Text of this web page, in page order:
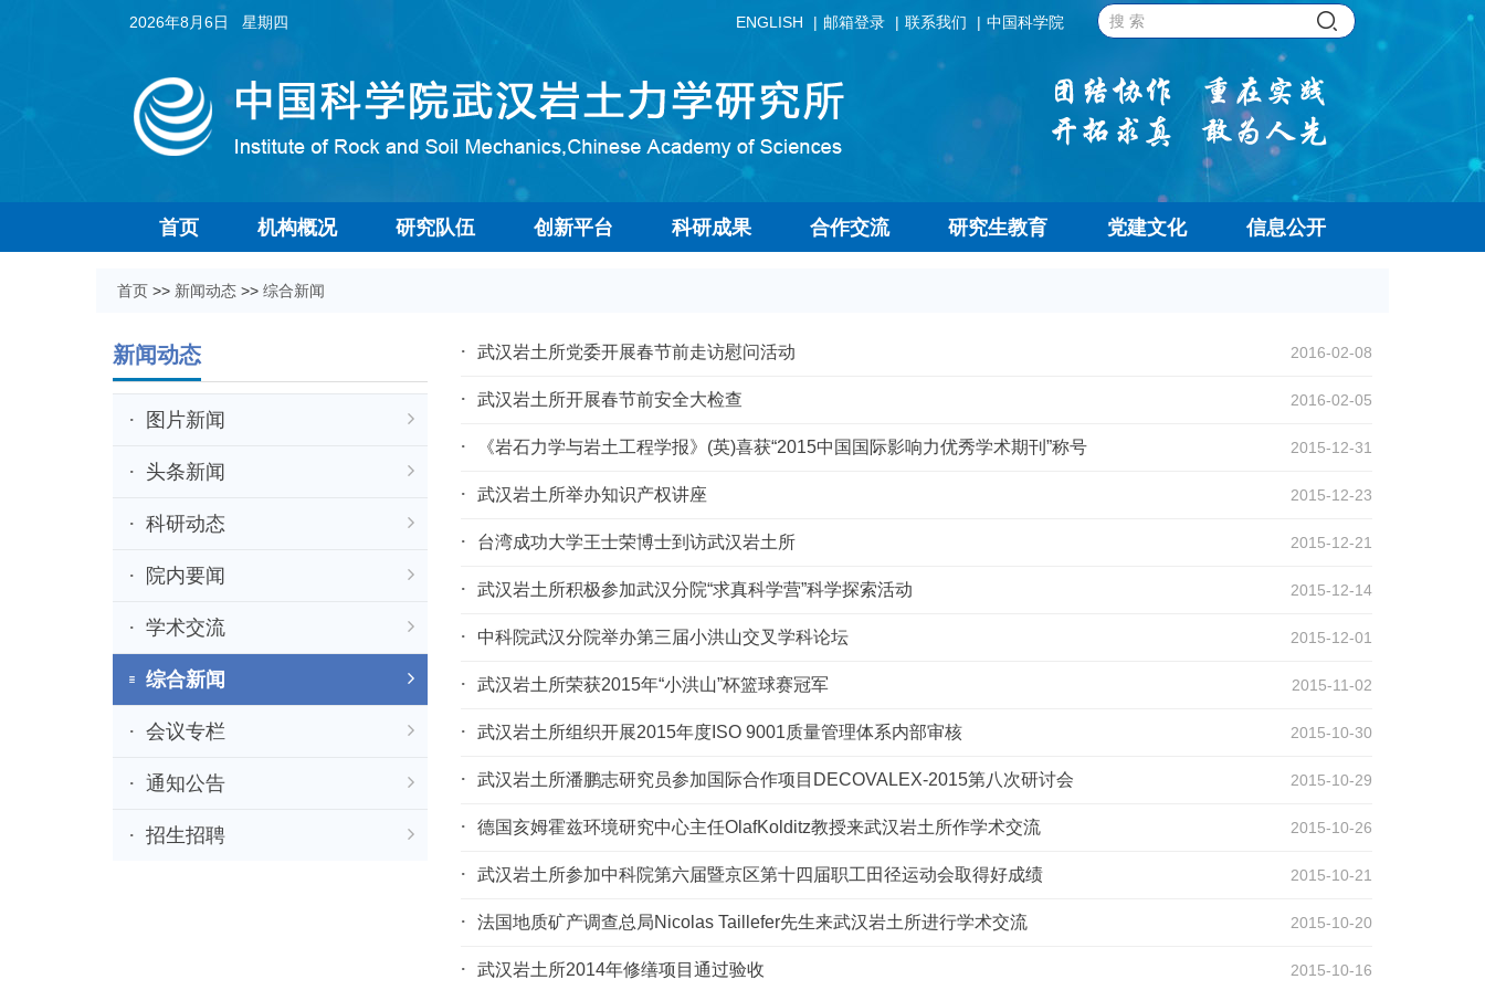
2026年8月6日 星期四 ENGLISH 邮箱登录 联系我们 中国科学院
首页 机构概况 研究队伍 创新平台 科研成果 合作交流 研究生教育 党建文化 信息公开
首页 >> 新闻动态 >> 综合新闻
新闻动态
图片新闻
头条新闻
科研动态
院内要闻
学术交流
综合新闻
会议专栏
通知公告
招生招聘
武汉岩土所党委开展春节前走访慰问活动 2016-02-08
武汉岩土所开展春节前安全大检查 2016-02-05
《岩石力学与岩土工程学报》(英)喜获“2015中国国际影响力优秀学术期刊”称号 2015-12-31
武汉岩土所举办知识产权讲座 2015-12-23
台湾成功大学王士荣博士到访武汉岩土所 2015-12-21
武汉岩土所积极参加武汉分院“求真科学营”科学探索活动 2015-12-14
中科院武汉分院举办第三届小洪山交叉学科论坛 2015-12-01
武汉岩土所荣获2015年“小洪山”杯篮球赛冠军 2015-11-02
武汉岩土所组织开展2015年度ISO 9001质量管理体系内部审核 2015-10-30
武汉岩土所潘鹏志研究员参加国际合作项目DECOVALEX-2015第八次研讨会 2015-10-29
德国亥姆霍兹环境研究中心主任OlafKolditz教授来武汉岩土所作学术交流 2015-10-26
武汉岩土所参加中科院第六届暨京区第十四届职工田径运动会取得好成绩 2015-10-21
法国地质矿产调查总局Nicolas Taillefer先生来武汉岩土所进行学术交流 2015-10-20
武汉岩土所2014年修缮项目通过验收 2015-10-16